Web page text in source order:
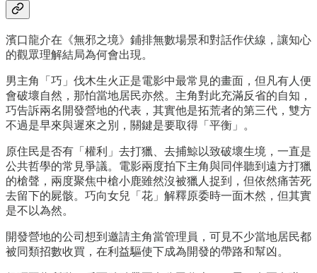
濱口龍介在《無邪之境》鋪排無數場景和對話作伏線，讓知心
的觀眾理解結局為何會出現。
男主角「巧」伐木生火正是電影中最常見的畫面，但凡有人便
會破壞自然，那怕當地居民亦然。主角對此充滿反省的自知，
巧告訴兩名開發營地的代表，其實他是拓荒者的第三代，雙方
不過是早來與遲來之別，關鍵是要取得「平衡」。
原住民是否有「權利」去打獵、去捕鯨以致破壞生境，一直是
公共哲學的常見爭議。電影兩度拍下主角與同伴聽到遠方打獵
的槍聲，兩度聚焦中槍小鹿雖然沒被獵人捉到，但依然痛苦死
去留下的屍骸。巧向女兒「花」解釋原委時一面木然，但其實
是不以為然。
開發營地的公司想到邀請主角當管理員，可見不少當地居民都
被同類招數收買，在利益驅使下成為開發的帶路和幫凶。